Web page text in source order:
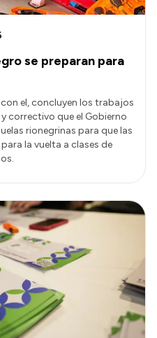
se preparan para
el, concluyen los trabajos
correctivo que el Gobierno
rionegrinas para que las
la vuelta a clases de